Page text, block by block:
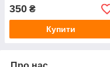
350 ₴
Купити